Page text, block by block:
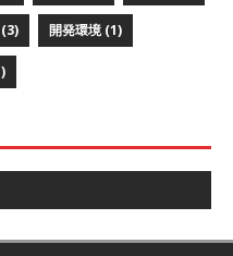
開発環境 (1)